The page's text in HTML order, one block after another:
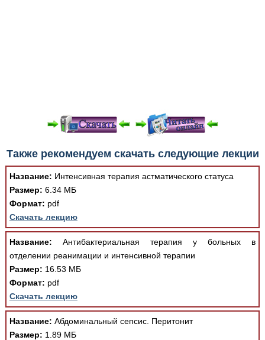
При просмотре в режиме "Читать онлайн" возможны
различные ошибки отображения документа в результате
отсутствия поддержки Вашим браузером шрифтов и
изменения размеров исходных шаблонов. При
скачивании документа данная ошибка устраняется Вашим
программным обеспечением автоматически.
Также рекомендуем скачать следующие лекции
Название: Интенсивная терапия астматического статуса
Размер: 6.34 МБ
Формат: pdf
Скачать лекцию
Название: Антибактериальная терапия у больных в
отделении реанимации и интенсивной терапии
Размер: 16.53 МБ
Формат: pdf
Скачать лекцию
Название: Абдоминальный сепсис. Перитонит
Размер: 1.89 МБ